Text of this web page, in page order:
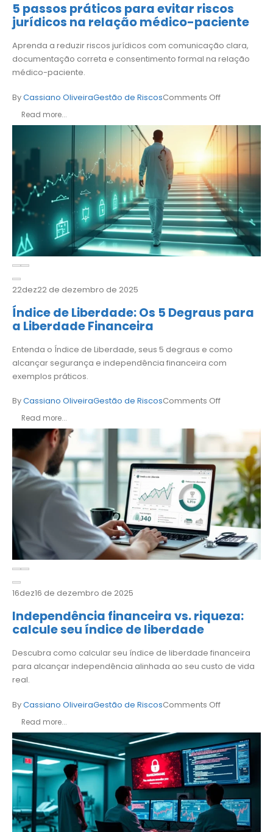
5 passos práticos para evitar riscos
jurídicos na relação médico-paciente
Aprenda a reduzir riscos jurídicos com comunicação clara,
documentação correta e consentimento formal na relação
médico-paciente.
ByCassiano OliveiraGestão de RiscosComments Off
Read more...
22dez22 de dezembro de 2025
Índice de Liberdade: Os 5 Degraus para
a Liberdade Financeira
Entenda o Índice de Liberdade, seus 5 degraus e como
alcançar segurança e independência financeira com
exemplos práticos.
ByCassiano OliveiraGestão de RiscosComments Off
Read more...
16dez16 de dezembro de 2025
Independência financeira vs. riqueza:
calcule seu índice de liberdade
Descubra como calcular seu índice de liberdade financeira
para alcançar independência alinhada ao seu custo de vida
real.
ByCassiano OliveiraGestão de RiscosComments Off
Read more...